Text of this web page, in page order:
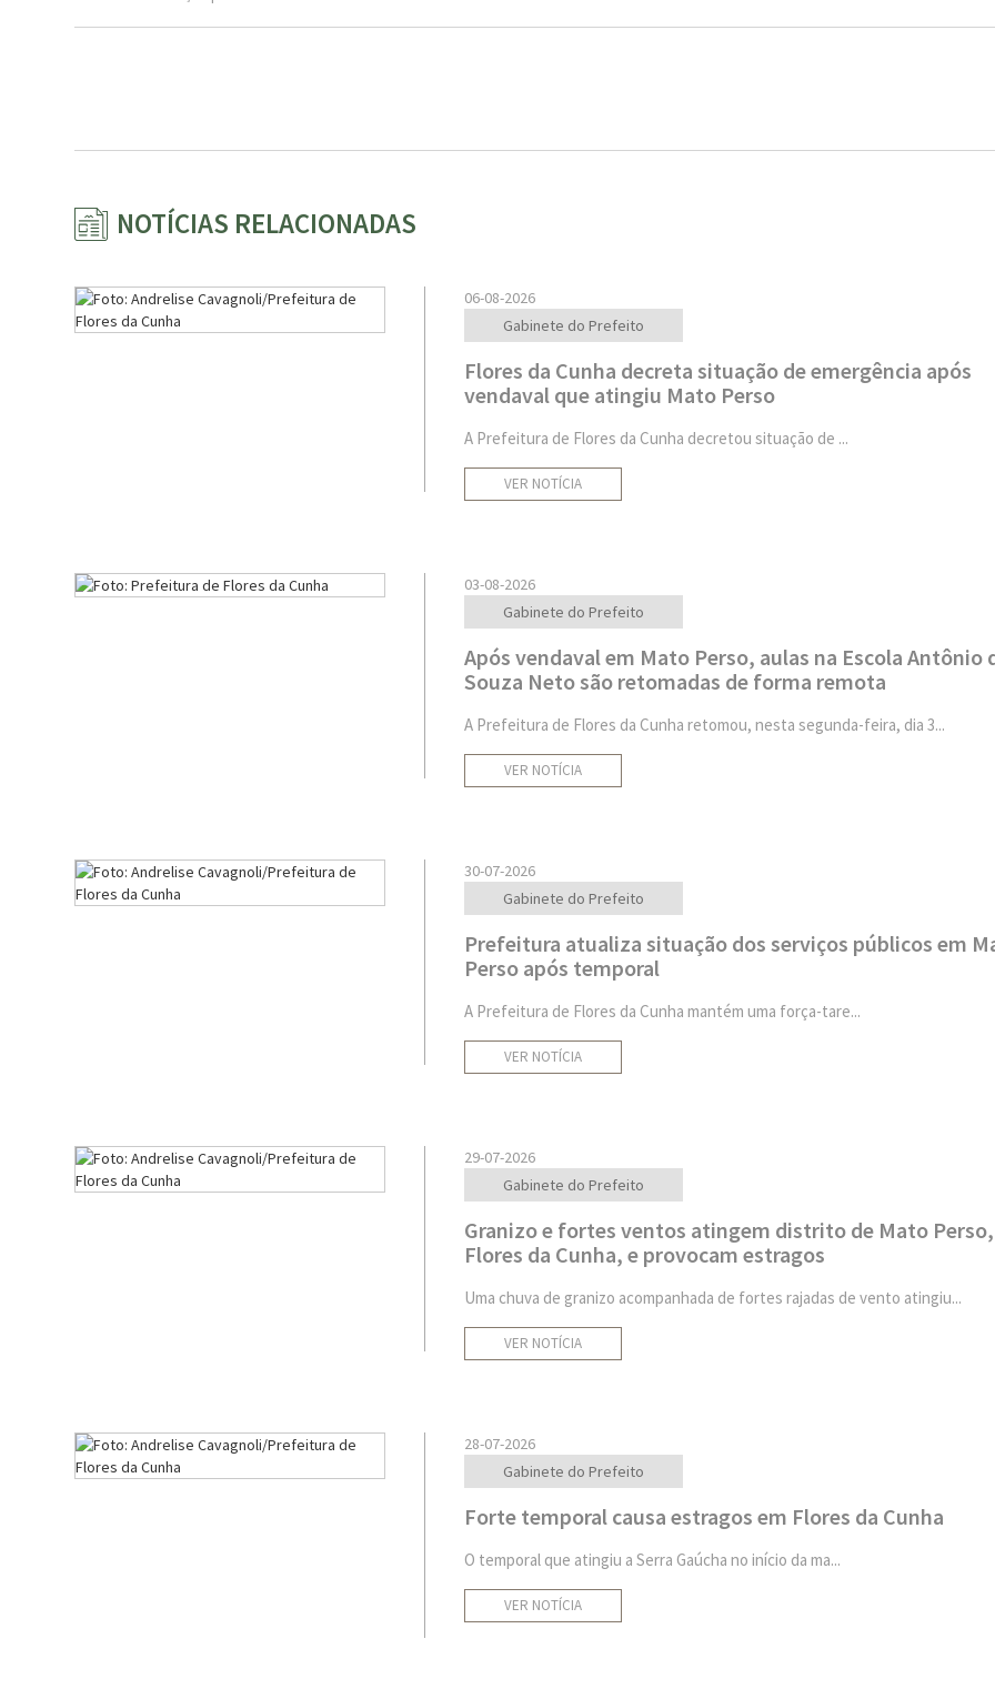
NOTÍCIAS RELACIONADAS
06-08-2026
Gabinete do Prefeito
Flores da Cunha decreta situação de emergência após
vendaval que atingiu Mato Perso
A Prefeitura de Flores da Cunha decretou situação de ...
VER NOTÍCIA
03-08-2026
Gabinete do Prefeito
Após vendaval em Mato Perso, aulas na Escola Antônio
Souza Neto são retomadas de forma remota
A Prefeitura de Flores da Cunha retomou, nesta segunda-feira, dia 3...
VER NOTÍCIA
30-07-2026
Gabinete do Prefeito
Prefeitura atualiza situação dos serviços públicos em
Perso após temporal
A Prefeitura de Flores da Cunha mantém uma força-tare...
VER NOTÍCIA
29-07-2026
Gabinete do Prefeito
Granizo e fortes ventos atingem distrito de Mato
Flores da Cunha, e provocam estragos
Uma chuva de granizo acompanhada de fortes rajadas de vento atingiu...
VER NOTÍCIA
28-07-2026
Gabinete do Prefeito
Forte temporal causa estragos em Flores da Cunha
O temporal que atingiu a Serra Gaúcha no início da ma...
VER NOTÍCIA